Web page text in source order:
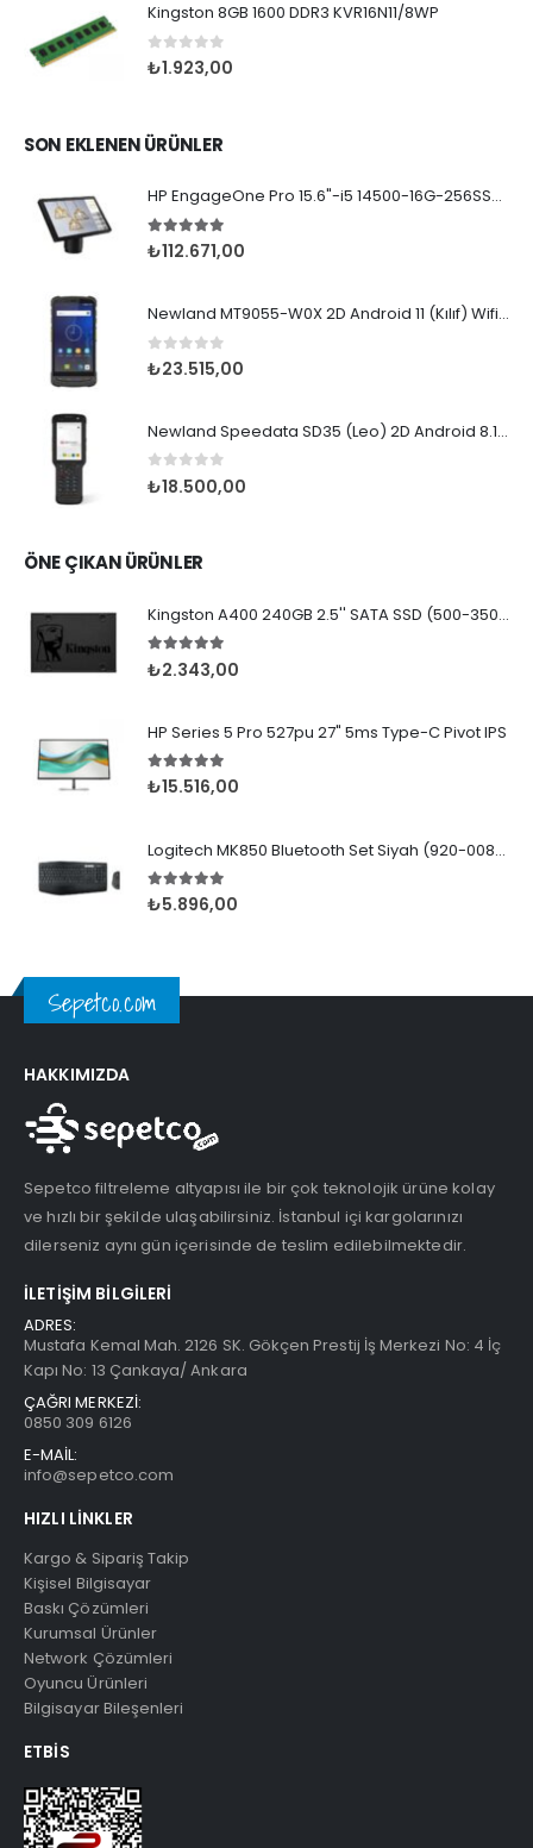
Kingston 8GB 1600 DDR3 KVR16N11/8WP
0 5 üzerinden
₺1.923,00
SON EKLENEN ÜRÜNLER
HP EngageOne Pro 15.6"-i5 14500-16G-256SSD-OST W11
5.00 5 üzerinden
₺112.671,00
Newland MT9055-W0X 2D Android 11 (Kılıf) Wifi BT
0 5 üzerinden
₺23.515,00
Newland Speedata SD35 (Leo) 2D Android 8.1 Wifi BT
0 5 üzerinden
₺18.500,00
ÖNE ÇIKAN ÜRÜNLER
Kingston A400 240GB 2.5'' SATA SSD (500-350MB/s)
5.005 üzerinden
₺2.343,00
HP Series 5 Pro 527pu 27" 5ms Type-C Pivot IPS
5.005 üzerinden
₺15.516,00
Logitech MK850 Bluetooth Set Siyah (920-008230)
5.005 üzerinden
₺5.896,00
Sepetco.com
HAKKIMIZDA
Sepetco filtreleme altyapısı ile bir çok teknolojik ürüne kolay
ve hızlı bir şekilde ulaşabilirsiniz. İstanbul içi kargolarınızı
dilerseniz aynı gün içerisinde de teslim edilebilmektedir.
İLETIŞIM BILGILERI
ADRES:
Mustafa Kemal Mah. 2126 SK. Gökçen Prestij İş Merkezi No: 4 İç
Kapı No: 13 Çankaya/ Ankara
ÇAĞRI MERKEZİ:
0850 309 6126
E-MAİL:
info@sepetco.com
HIZLI LINKLER
Kargo & Sipariş Takip
Kişisel Bilgisayar
Baskı Çözümleri
Kurumsal Ürünler
Network Çözümleri
Oyuncu Ürünleri
Bilgisayar Bileşenleri
ETBIS